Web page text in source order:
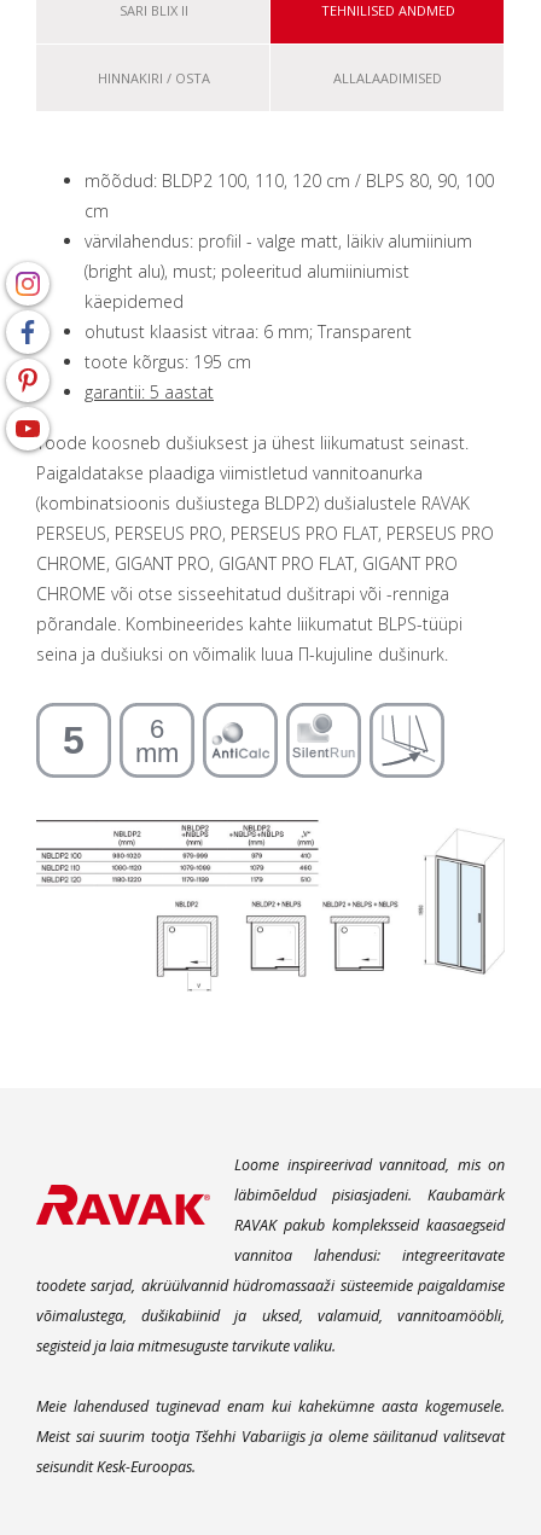
SARI BLIX II TEHNILISED ANDMED
HINNAKIRI / OSTA ALLALAADIMISED
mõõdud: BLDP2 100, 110, 120 сm / BLPS 80, 90, 100
сm
värvilahendus: profiil - valge matt, läikiv alumiinium
(bright alu), must; poleeritud alumiiniumist
käepidemed
ohutust klaasist vitraa: 6 mm; Transparent
toote kõrgus: 195 сm
garantii: 5 aastat
Toode koosneb dušiuksest ja ühest liikumatust seinast.
Paigaldatakse plaadiga viimistletud vannitoanurka
(kombinatsioonis dušiustega BLDP2) dušialustele RAVAK
PERSEUS, PERSEUS PRO, PERSEUS PRO FLAT, PERSEUS PRO
CHROME, GIGANT PRO, GIGANT PRO FLAT, GIGANT PRO
CHROME või otse sisseehitatud dušitrapi või -renniga
põrandale. Kombineerides kahte liikumatut BLPS-tüüpi
seina ja dušiuksi on võimalik luua П-kujuline dušinurk.
Loome inspireerivad vannitoad, mis on
läbimõeldud pisiasjadeni. Kaubamärk
RAVAK pakub kompleksseid kaasaegseid
vannitoa lahendusi: integreeritavate
toodete sarjad, akrüülvannid hüdromassaaži süsteemide paigaldamise
võimalustega, dušikabiinid ja uksed, valamuid, vannitoamööbli,
segisteid ja laia mitmesuguste tarvikute valiku.
Meie lahendused tuginevad enam kui kahekümne aasta kogemusele.
Meist sai suurim tootja Tšehhi Vabariigis ja oleme säilitanud valitsevat
seisundit Kesk-Euroopas.